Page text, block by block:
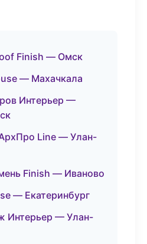
Finish — Омск
— Махачкала
Интерьер —
Line — Улан-
Finish — Иваново
— Екатеринбург
Интерьер — Улан-